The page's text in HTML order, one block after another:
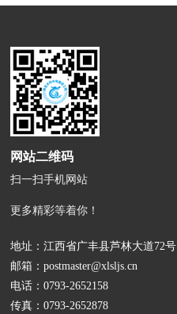
网站二维码
扫一扫手机网站
更多精彩等着你！
地址：江西省广丰县芦林大道72号
邮箱：postmaster@xlsljs.cn
电话：0793-2652158
传真：0793-2652878